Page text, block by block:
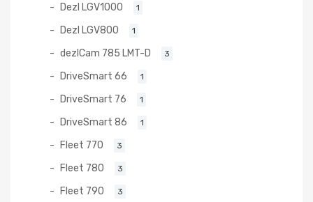
Dezl LGV1000 1
Dezl LGV800 1
dezlCam 785 LMT-D 3
DriveSmart 66 1
DriveSmart 76 1
DriveSmart 86 1
Fleet 770 3
Fleet 780 3
Fleet 790 3